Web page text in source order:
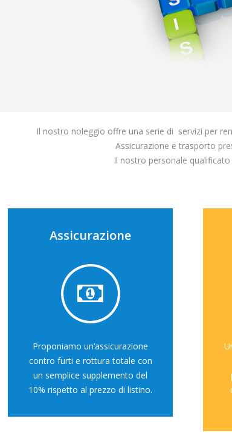
Il nostro noleggio offre una serie di servizi per
Assicurazione e trasporto
Il nostro personale
Assicurazione
Proponiamo un’assicurazione
contro furti e rottura totale con
un semplice supplemento del
10% rispetto al prezzo di listino.